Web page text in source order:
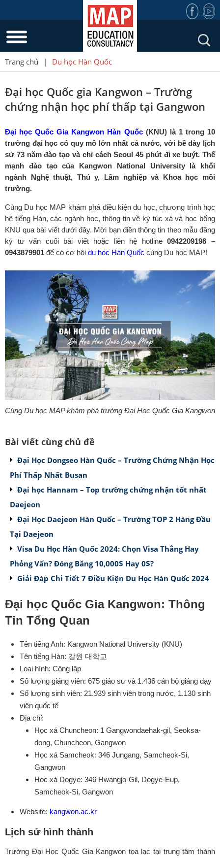
Trang chủ | Du học Hàn Quốc
Đại học Quốc gia Kangwon – Trường
chứng nhận học phí thấp tại Gangwon
Đại học Quốc Gia Kangwon Hàn Quốc(KNU) là 1 trong 10
trường đại học có quy mô lớn nhất cả nước, với bề dày lịch
sử 73 năm đào tạo và chỉ cách Seoul 45 phút đi xe buýt. Thế
mạnh đào tạo của Kangwon National University là khối
ngành Nghệ thuật, Thú y, Lâm nghiệp và Khoa học môi
trường.
Cùng Du học MAP khám phá điều kiện du học, chương trình học
hệ tiếng Hàn, các ngành học, thông tin về ký túc xá và học bổng
KNU qua bài viết dưới đây. Mời bạn điền thông tin theo mẫu đăng
ký tư vấn cuối bài viết hoặc liên hệ hotline0942209198 –
0943879901 để có cơ hội du học Hàn Quốc cùng Du học MAP!
Cùng Du học MAP khám phá trường Đại Học Quốc Gia Kangwon
Bài viết cùng chủ đề
Đại Học Dongseo Hàn Quốc – Trường Chứng Nhận Học
Phí Thấp Nhất Busan
Đại học Hannam – Top trường chứng nhận tốt nhất
Daejeon
Đại Học Daejeon Hàn Quốc – Trường TOP 2 Hàng Đầu
Tại Daejeon
Visa Du Học Hàn Quốc 2024: Chọn Visa Thẳng Hay
Phỏng Vấn? Đóng Băng 10,000$ Hay 0$?
Giải Đáp Chi Tiết 7 Điều Kiện Du Học Hàn Quốc 2024
Đại học Quốc Gia Kangwon: Thông
Tin Tổng Quan
Tên tiếng Anh: Kangwon National University (KNU)
Tên tiếng Hàn: 강원 대학교
Loại hình: Công lập
Số lượng giảng viên: 675 giáo sư và 1.436 cán bộ giảng dạy
Số lượng sinh viên: 21.939 sinh viên trong nước, 1.130 sinh
viên quốc tế
Địa chỉ:
Học xá Chuncheon: 1 Gangwondaehak-gil, Seoksa-
dong, Chuncheon, Gangwon
Học xá Samcheok: 346 Jungang, Samcheok-Si,
Gangwon
Học xá Dogye: 346 Hwangjo-Gil, Dogye-Eup,
Samcheok-Si, Gangwon
Website: kangwon.ac.kr
Lịch sử hình thành
Trường Đại Học Quốc Gia Kangwon tọa lạc tại trung tâm thành